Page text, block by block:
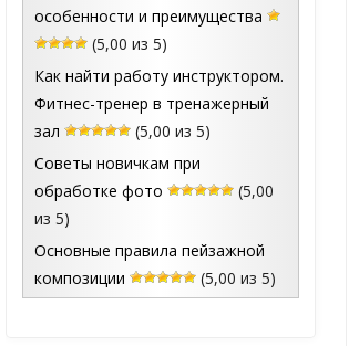
особенности и преимущества
(5,00 из 5)
Как найти работу инструктором.
Фитнес-тренер в тренажерный
зал
(5,00 из 5)
Советы новичкам при
обработке фото
(5,00
из 5)
Основные правила пейзажной
композиции
(5,00 из 5)